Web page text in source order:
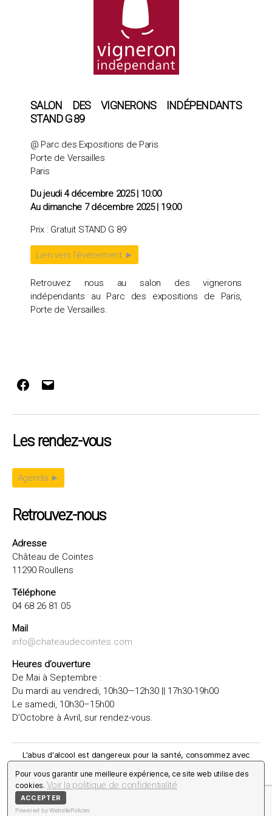
Pour vous garantir une meilleure expérience, ce site web utilise des
cookies. Voir la politique de confidentialité
ACCEPTER
Powered by WebsitePolicies
SALON DES VIGNERONS INDÉPENDANTS
STAND G 89
@ Parc des Expositions de Paris
Porte de Versailles
Paris
Du jeudi 4 décembre 2025| 10:00
Au dimanche 7 décembre 2025| 19:00
Prix : Gratuit STAND G 89
Lien vers l'événement ►
Retrouvez nous au salon des vignerons
indépendants au Parc des expositions de Paris,
Porte de Versailles.
Facebook
E-
Les rendez-vous
Agenda ►
Retrouvez-nous
Adresse
Château de Cointes
11290 Roullens
Téléphone
04 68 26 81 05
Mail
info@chateaudecointes.com
Heures d’ouverture
De Mai à Septembre :
Du mardi au vendredi, 10h30—12h30 || 17h30-19h00
Le samedi, 10h30–15h00
D’Octobre à Avril, sur rendez-vous.
L'abus d'alcool est dangereux pour la santé, consommez avec
© 2026Chateau de Cointes
Conditions générales de vente